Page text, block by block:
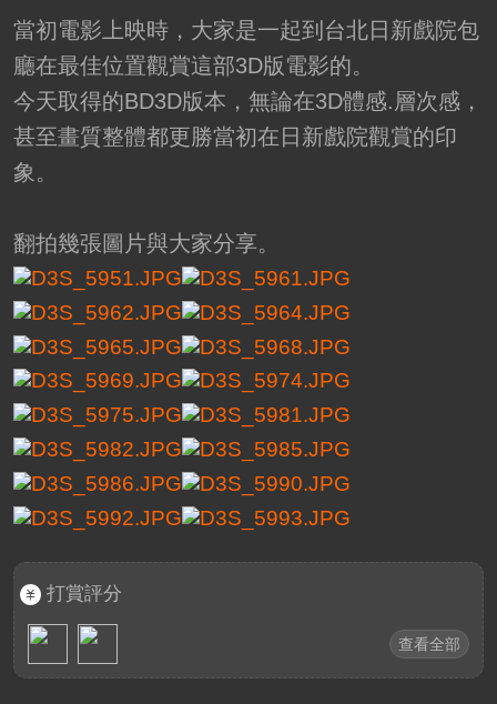
當初電影上映時，大家是一起到台北日新戲院包
廳在最佳位置觀賞這部3D版電影的。
今天取得的BD3D版本，無論在3D體感.層次感，
甚至畫質整體都更勝當初在日新戲院觀賞的印
象。
翻拍幾張圖片與大家分享。
打賞評分
查看全部